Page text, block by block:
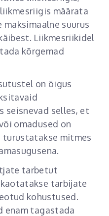
määrata
suurus
Liikmesriikidel
kõrgemad
on õigus
seisnevad selles, et
omadused on
turustatakse mitmes
tarbetut
tarbijate
kohustused.
enam tagastada